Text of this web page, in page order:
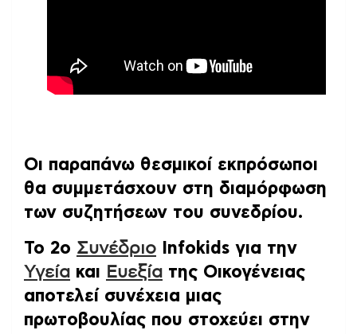
Οι παραπάνω θεσμικοί εκπρόσωποι
θα συμμετάσχουν στη διαμόρφωση
των συζητήσεων του συνεδρίου.
Το 2ο Συνέδριο Infokids για την
Υγεία και Ευεξία της Οικογένειας
αποτελεί συνέχεια μιας
πρωτοβουλίας που στοχεύει στην